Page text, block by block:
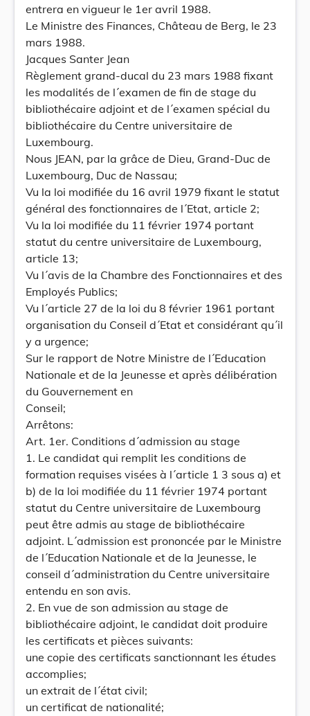
entrera en vigueur le 1er avril 1988.
Le Ministre des Finances, Château de Berg, le 23
mars 1988.
Jacques Santer Jean
Règlement grand-ducal du 23 mars 1988 fixant
les modalités de l´examen de fin de stage du
bibliothécaire adjoint et de l´examen spécial du
bibliothécaire du Centre universitaire de
Luxembourg.
Nous JEAN, par la grâce de Dieu, Grand-Duc de
Luxembourg, Duc de Nassau;
Vu la loi modifiée du 16 avril 1979 fixant le statut
général des fonctionnaires de l´Etat, article 2;
Vu la loi modifiée du 11 février 1974 portant
statut du centre universitaire de Luxembourg,
article 13;
Vu l´avis de la Chambre des Fonctionnaires et des
Employés Publics;
Vu l´article 27 de la loi du 8 février 1961 portant
organisation du Conseil d´Etat et considérant qu´il
y a urgence;
Sur le rapport de Notre Ministre de l´Education
Nationale et de la Jeunesse et après délibération
du Gouvernement en
Conseil;
Arrêtons:
Art. 1er. Conditions d´admission au stage
1. Le candidat qui remplit les conditions de
formation requises visées à l´article 1 3 sous a) et
b) de la loi modifiée du 11 février 1974 portant
statut du Centre universitaire de Luxembourg
peut être admis au stage de bibliothécaire
adjoint. L´admission est prononcée par le Ministre
de l´Education Nationale et de la Jeunesse, le
conseil d´administration du Centre universitaire
entendu en son avis.
2. En vue de son admission au stage de
bibliothécaire adjoint, le candidat doit produire
les certificats et pièces suivants:
une copie des certificats sanctionnant les études
accomplies;
un extrait de l´état civil;
un certificat de nationalité;